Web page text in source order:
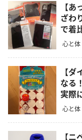
【
ざわ
で着
心と体
【
なる
実際
心と体
【